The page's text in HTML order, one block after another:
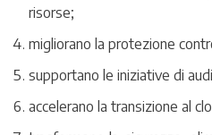
risorse;
migliorano la protezione
supportano le iniziative di
accelerano la transizione al